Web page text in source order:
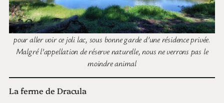
pour aller voir ce joli lac, sous bonne garde d’une résidence privée.
Malgré l’appellation de réserve naturelle, nous ne verrons pas le
moindre animal
La ferme de Dracula